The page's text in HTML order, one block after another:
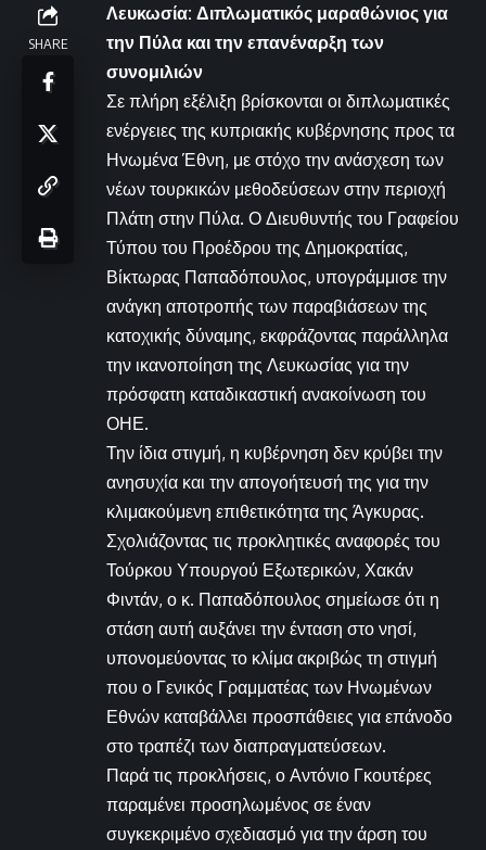
SHARE
Λευκωσία: Διπλωματικός μαραθώνιος για
την Πύλα και την επανέναρξη των
συνομιλιών
Σε πλήρη εξέλιξη βρίσκονται οι διπλωματικές
ενέργειες της κυπριακής κυβέρνησης προς τα
Ηνωμένα Έθνη, με στόχο την ανάσχεση των
νέων τουρκικών μεθοδεύσεων στην περιοχή
Πλάτη στην Πύλα. Ο Διευθυντής του Γραφείου
Τύπου του Προέδρου της Δημοκρατίας,
Βίκτωρας Παπαδόπουλος, υπογράμμισε την
ανάγκη αποτροπής των παραβιάσεων της
κατοχικής δύναμης, εκφράζοντας παράλληλα
την ικανοποίηση της Λευκωσίας για την
πρόσφατη καταδικαστική ανακοίνωση του
ΟΗΕ.
Την ίδια στιγμή, η κυβέρνηση δεν κρύβει την
ανησυχία και την απογοήτευσή της για την
κλιμακούμενη επιθετικότητα της Άγκυρας.
Σχολιάζοντας τις προκλητικές αναφορές του
Τούρκου Υπουργού Εξωτερικών, Χακάν
Φιντάν, ο κ. Παπαδόπουλος σημείωσε ότι η
στάση αυτή αυξάνει την ένταση στο νησί,
υπονομεύοντας το κλίμα ακριβώς τη στιγμή
που ο Γενικός Γραμματέας των Ηνωμένων
Εθνών καταβάλλει προσπάθειες για επάνοδο
στο τραπέζι των διαπραγματεύσεων.
Παρά τις προκλήσεις, ο Αντόνιο Γκουτέρες
παραμένει προσηλωμένος σε έναν
συγκεκριμένο σχεδιασμό για την άρση του